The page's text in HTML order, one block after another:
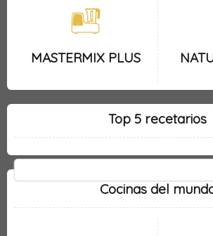
MASTERMIX PLUS
Top 5 recetarios
Cocinas del